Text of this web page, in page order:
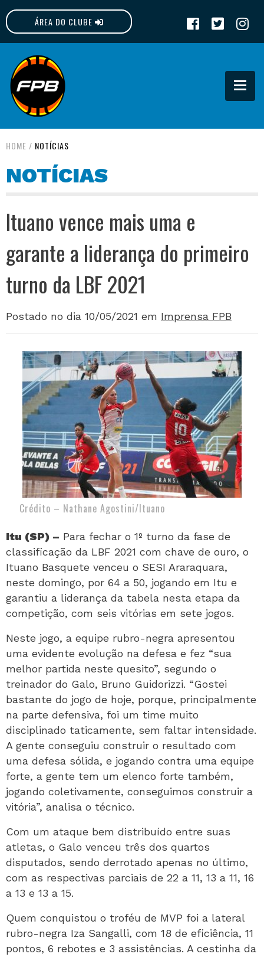
ÁREA DO CLUBE
FPB
HOME / NOTÍCIAS
NOTÍCIAS
Ituano vence mais uma e
garante a liderança do primeiro
turno da LBF 2021
Postado no dia 10/05/2021 em Imprensa FPB
Crédito – Nathane Agostini/Ituano
Itu (SP) – Para fechar o 1º turno da fase de
classificação da LBF 2021 com chave de ouro, o
Ituano Basquete venceu o SESI Araraquara,
neste domingo, por 64 a 50, jogando em Itu e
garantiu a liderança da tabela nesta etapa da
competição, com seis vitórias em sete jogos.
Neste jogo, a equipe rubro-negra apresentou
uma evidente evolução na defesa e fez “sua
melhor partida neste quesito”, segundo o
treinador do Galo, Bruno Guidorizzi. “Gostei
bastante do jogo de hoje, porque, principalmente
na parte defensiva, foi um time muito
disciplinado taticamente, sem faltar intensidade.
A gente conseguiu construir o resultado com
uma defesa sólida, e jogando contra uma equipe
forte, a gente tem um elenco forte também,
jogando coletivamente, conseguimos construir a
vitória”, analisa o técnico.
Com um ataque bem distribuído entre suas
atletas, o Galo venceu três dos quartos
disputados, sendo derrotado apenas no último,
com as respectivas parciais de 22 a 11, 13 a 11, 16
a 13 e 13 a 15.
Quem conquistou o troféu de MVP foi a lateral
rubro-negra Iza Sangalli, com 18 de eficiência, 11
pontos, 6 rebotes e 3 assistências. A cestinha da